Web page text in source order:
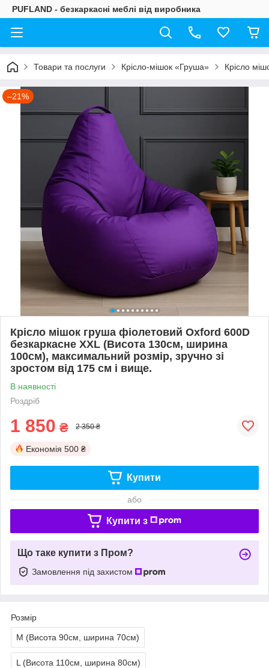
PUFLAND - безкаркасні меблі від виробника
Товари та послуги Крісло-мішок «Груша» Крісло
–21%
Крісло мішок груша фіолетовий Oxford 600D
безкаркасне XXL (Висота 130см, ширина
100см), максимальний розмір, зручно зі
зростом від 175 см і вище.
В наявності
Роздріб
1 850 ₴ 2 350 ₴
Економія 500 ₴
Купити
або
Купити з
Що таке купити з Пром?
Замовлення під захистом
Розмір
M (Висота 90см, ширина 70см)
L (Висота 110см, ширина 80см)